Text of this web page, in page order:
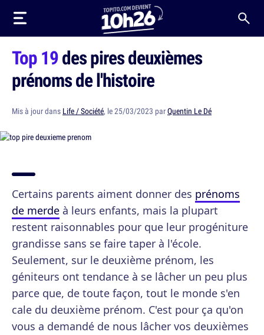
Top 19des pires deuxièmes
prénoms de l'histoire
Mis à jour dans Life / Société, le 25/03/2023 parQuentin Le Dé
Certains parents aiment donner des prénoms
de merde à leurs enfants, mais la plupart
restent raisonnables pour que leur progéniture
grandisse sans se faire taper à l'école.
Seulement, sur le deuxième prénom, les
géniteurs ont tendance à se lâcher un peu plus
parce que, de toute façon, tout le monde s'en
cale du deuxième prénom. C'est pour ça qu'on
vous a demandé de nous lâcher vos deuxièmes